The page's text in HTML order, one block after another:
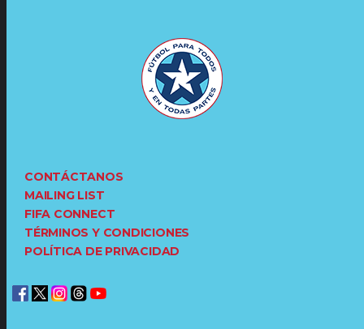
CONTÁCTANOS
MAILING LIST
FIFA CONNECT
TÉRMINOS Y CONDICIONES
POLÍTICA DE PRIVACIDAD